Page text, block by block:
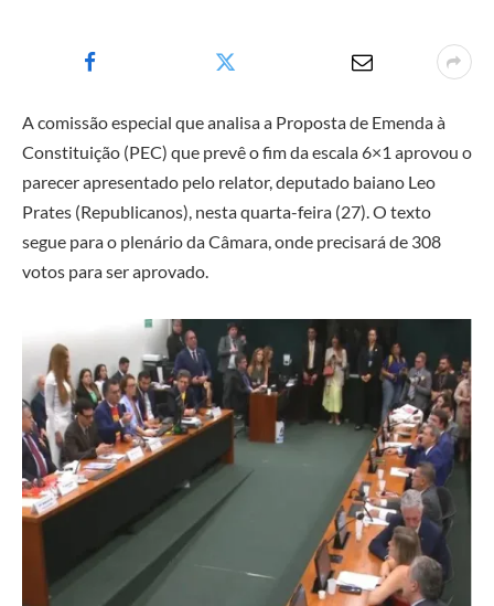
A comissão especial que analisa a Proposta de Emenda à
Constituição (PEC) que prevê o fim da escala 6×1 aprovou o
parecer apresentado pelo relator, deputado baiano Leo
Prates (Republicanos), nesta quarta-feira (27). O texto
segue para o plenário da Câmara, onde precisará de 308
votos para ser aprovado.